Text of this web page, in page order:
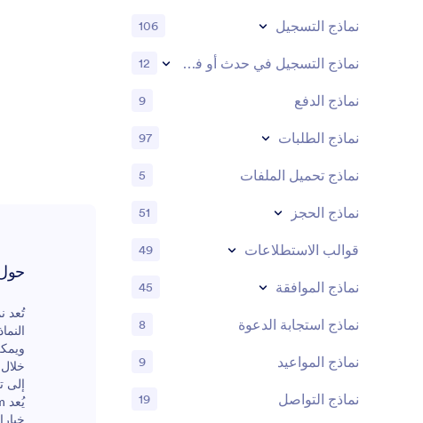
تُعد
إلى
نماذج التسجيل 106
نماذج التسجيل في حدث أو فعالية 12
نماذج الدفع 9
نماذج الطلبات 97
نماذج تحميل الملفات 5
نماذج الحجز 51
قوالب الاستطلاعات 49
نماذج الموافقة 45
نماذج استجابة الدعوة 8
نماذج المواعيد 9
نماذج التواصل 19